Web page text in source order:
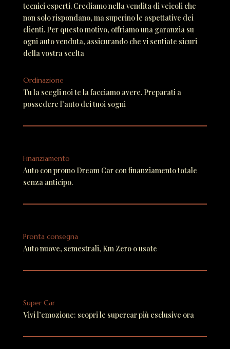
tecnici esperti. Crediamo nella vendita di veicoli che
non solo rispondano, ma superino le aspettative dei
clienti. Per questo motivo, offriamo una garanzia su
ogni auto venduta, assicurando che vi sentiate sicuri
della vostra scelta
Ordinazione
Tu la scegli noi te la facciamo avere. Preparati a
possedere l’auto dei tuoi sogni
Finanziamento
Auto con promo Dream Car con finanziamento totale
senza anticipo.
Pronta consegna
Auto nuove, semestrali, Km Zero o usate
Super Car
Vivi l’emozione: scopri le supercar più esclusive ora